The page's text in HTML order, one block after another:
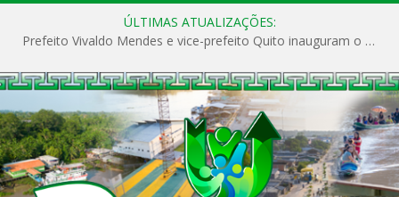
ÚLTIMAS ATUALIZAÇÕES:
Prefeito Vivaldo Mendes e vice-prefeito Quito inauguram o CAPS e fortalecem a saúde pública em Anajás.